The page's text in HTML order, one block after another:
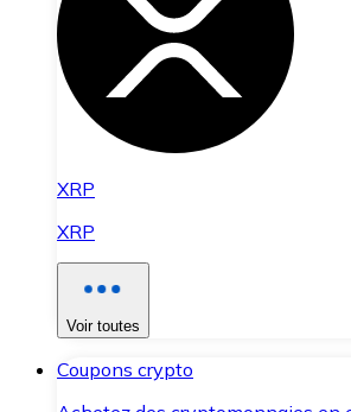
XRP
XRP
Voir toutes
Coupons crypto